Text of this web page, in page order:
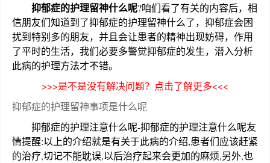
抑郁症的护理留神什么呢?咱们看了有关的内容后，相
信朋友们知道到了抑郁症的护理留神什么了，抑郁症会困
扰到特别多的朋友，并且会让患者的精神出现妨碍，作用
了平时的生活，我们必要多警觉抑郁症的发生，潜入分析
此病的护理方法才不错。
>>>是不是没有解决问题？点击了解更多<<<
抑郁症的护理留神事项是什么呢
抑郁症的护理注意什么呢-抑郁症的护理注意什么呢友
情提醒:以上的介绍就是有关于此病的介绍,患者们应该赶紧
的治疗,切记不能耽误,以后治疗起来会更加的麻烦,另外,也